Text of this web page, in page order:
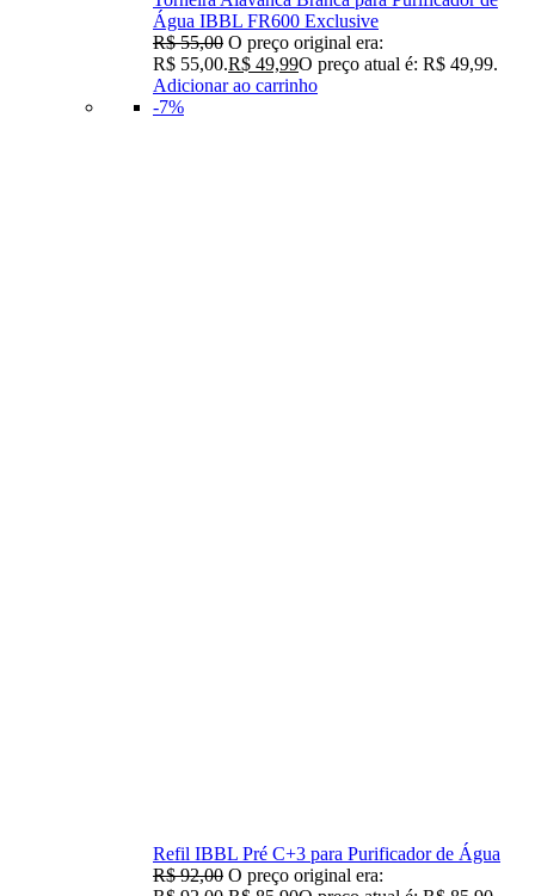
Água IBBL FR600 Exclusive
R$55,00 O preço original era:
R$ 55,00.R$ 49,99O preço atual é: R$ 49,99.
Adicionar ao carrinho
-7%
Refil IBBL Pré C+3 para Purificador de Água
R$92,00 O preço original era: